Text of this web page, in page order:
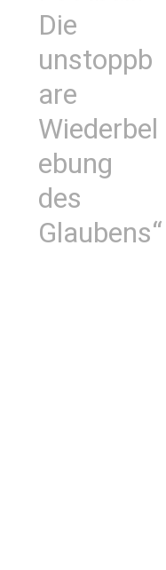
Die
unstoppb
are
Wiederbel
ebung
des
Glaubens“